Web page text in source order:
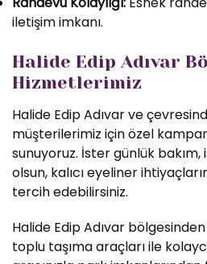
iletişim imkanı.
Halide Edip Adıvar
Hizmetlerimiz
Halide Edip Adıvar ve
müşterilerimiz için özel
sunuyoruz. İster günlük bakım,
olsun, kalıcı eyeliner
tercih edebilirsiniz.
Halide Edip Adıvar
toplu taşıma araçları ile